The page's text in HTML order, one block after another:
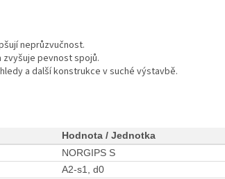
neprůzvučnost.
zvyšuje pevnost spojů.
a další konstrukce v suché výstavbě.
Hodnota / Jednotka
NORGIPS S
A2-s1, d0